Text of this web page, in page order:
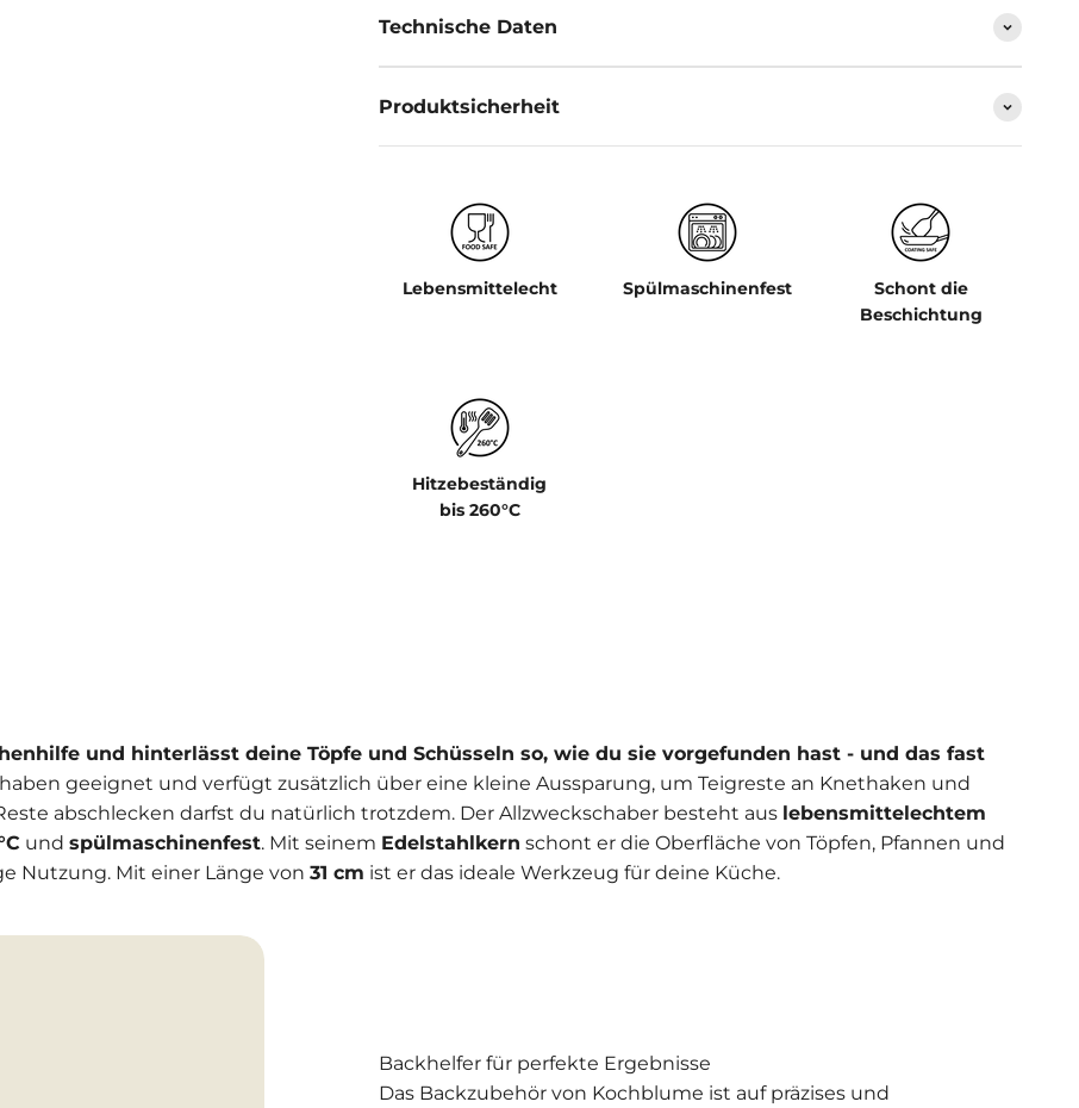
Technische Daten
Produktsicherheit
Lebensmittelecht Spülmaschinenfest
Schont die
Beschichtung
Hitzebeständig
bis 260°C
und hinterlässt deine Töpfe und Schüsseln so, wie du sie vorgefunden hast - und das fast
geeignet und verfügt zusätzlich über eine kleine Aussparung, um Teigreste an Knethaken und
abschlecken darfst du natürlich trotzdem. Der Allzweckschaber besteht aus lebensmittelechtem
und spülmaschinenfest. Mit seinem Edelstahlkern schont er die Oberfläche von Töpfen, Pfannen und
Nutzung. Mit einer Länge von 31 cm ist er das ideale Werkzeug für deine Küche.
Backhelfer für perfekte Ergebnisse
Das Backzubehör von Kochblume ist auf präzises und